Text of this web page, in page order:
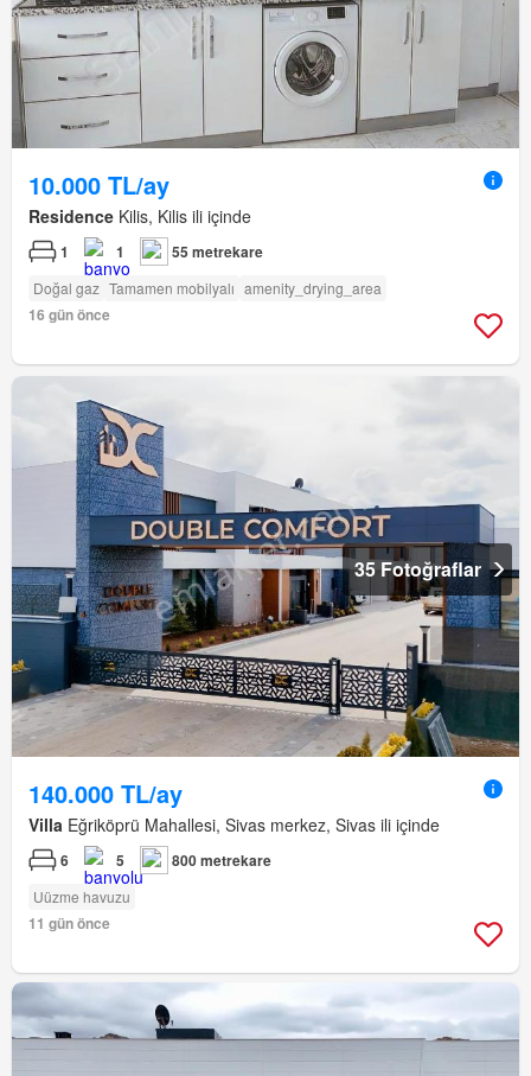
10.000 TL/ay
Residence Kilis, Kilis ili içinde
1 1 55 metrekare
Doğal gaz Tamamen mobilyalı amenity_drying_area
16 gün önce
35 Fotoğraflar
140.000 TL/ay
Villa Eğriköprü Mahallesi, Sivas merkez, Sivas ili içinde
6 5 800 metrekare
Uüzme havuzu
11 gün önce